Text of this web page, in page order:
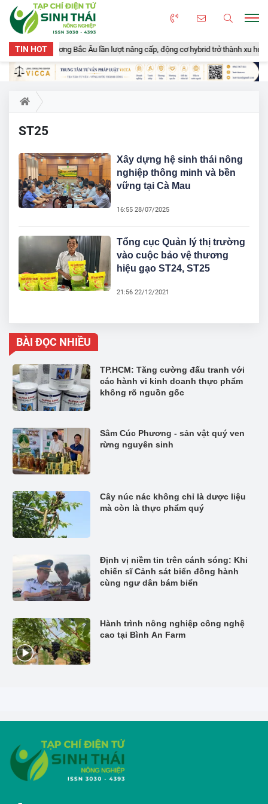
TIN HOT
tàu cá viễn dương Bắc Âu lần lượt nâng cấp, động cơ hybrid trở thành xu
ST25
Xây dựng hệ sinh thái nông
nghiệp thông minh và bền
vững tại Cà Mau
16:55 28/07/2025
Tổng cục Quản lý thị trường
vào cuộc bảo vệ thương
hiệu gạo ST24, ST25
21:56 22/12/2021
BÀI ĐỌC NHIỀU
TP.HCM: Tăng cường đấu tranh với
các hành vi kinh doanh thực phẩm
không rõ nguồn gốc
Sâm Cúc Phương - sản vật quý ven
rừng nguyên sinh
Cây núc nác không chỉ là dược liệu
mà còn là thực phẩm quý
Định vị niềm tin trên cánh sóng: Khi
chiến sĩ Cảnh sát biển đồng hành
cùng ngư dân bám biển
Hành trình nông nghiệp công nghệ
cao tại Bình An Farm